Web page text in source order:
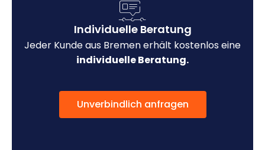
Individuelle Beratung
Jeder Kunde aus Bremen erhält kostenlos eine
individuelle Beratung.
Unverbindlich anfragen